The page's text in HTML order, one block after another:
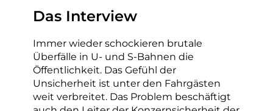
Das Interview
Immer wieder schockieren brutale
Überfälle in U- und S-Bahnen die
Öffentlichkeit. Das Gefühl der
Unsicherheit ist unter den Fahrgästen
weit verbreitet. Das Problem beschäftigt